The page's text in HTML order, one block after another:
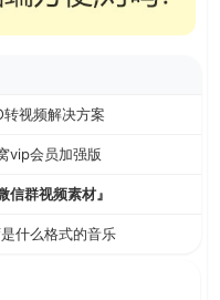
转视频解决方案
vip会员加强版
信群视频素材』
什么格式的音乐